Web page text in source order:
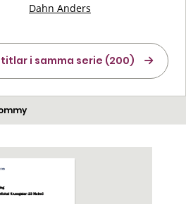
Dahn Anders
i samma serie (200)